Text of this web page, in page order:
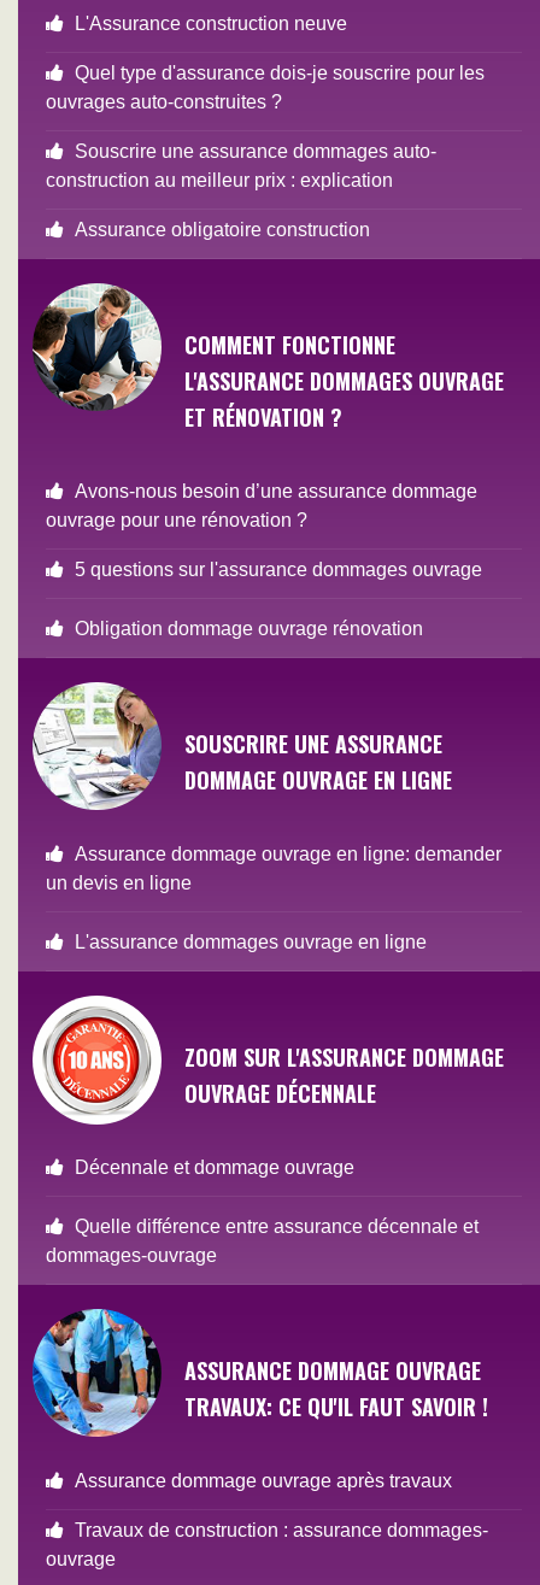
L'Assurance construction neuve
Quel type d'assurance dois-je souscrire pour les
ouvrages auto-construites ?
Souscrire une assurance dommages auto-
construction au meilleur prix : explication
Assurance obligatoire construction
COMMENT FONCTIONNE
L'ASSURANCE DOMMAGES OUVRAGE
ET RÉNOVATION ?
Avons-nous besoin d’une assurance dommage
ouvrage pour une rénovation ?
5 questions sur l'assurance dommages ouvrage
Obligation dommage ouvrage rénovation
SOUSCRIRE UNE ASSURANCE
DOMMAGE OUVRAGE EN LIGNE
Assurance dommage ouvrage en ligne: demander
un devis en ligne
L'assurance dommages ouvrage en ligne
ZOOM SUR L'ASSURANCE DOMMAGE
OUVRAGE DÉCENNALE
Décennale et dommage ouvrage
Quelle différence entre assurance décennale et
dommages-ouvrage
ASSURANCE DOMMAGE OUVRAGE
TRAVAUX: CE QU'IL FAUT SAVOIR !
Assurance dommage ouvrage après travaux
Travaux de construction : assurance dommages-
ouvrage